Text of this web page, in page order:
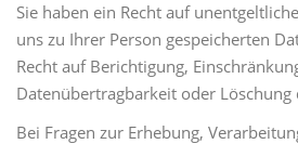
Sie haben ein Recht auf
uns zu Ihrer Person gespeicherten
Recht auf Berichtigung,
Datenübertragbarkeit oder Löschung
Bei Fragen zur Erhebung,